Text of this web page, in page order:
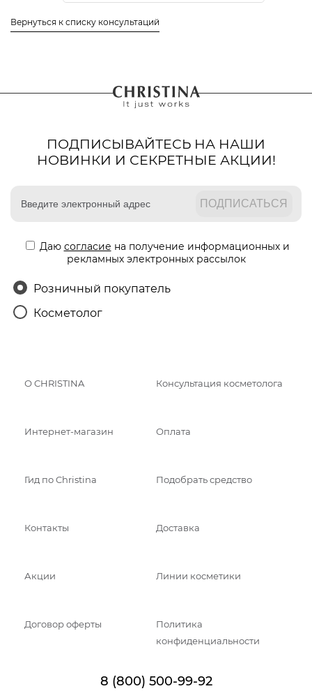
Вернуться к списку консультаций
ПОДПИСЫВАЙТЕСЬ НА НАШИ
НОВИНКИ И СЕКРЕТНЫЕ АКЦИИ!
Даю согласие на получение информационных и
рекламных электронных рассылок
Розничный покупатель
Косметолог
О CHRISTINA Консультация косметолога
Интернет-магазин Оплата
Гид по Christina Подобрать средство
Контакты Доставка
Акции Линии косметики
Договор оферты
Политика
конфиденциальности
8 (800) 500-99-92